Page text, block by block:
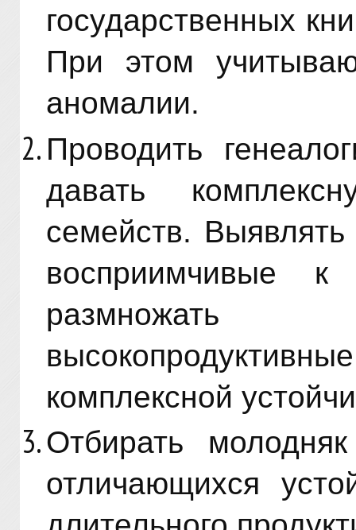
государственных
При этом
аномалии.
Проводить
давать
семейств.
восприимчивые к
размножать
комплексной
Отбирать
отличающихся